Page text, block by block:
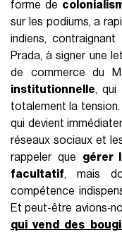
forme de
sur les podiums, a
indiens,
Prada, à signer une
de commerce du
institutionnelle, qui
totalement la tension.
qui devient
réseaux sociaux et
rappeler que gérer
facultatif, mais
compétence
Et peut-être
qui vend des